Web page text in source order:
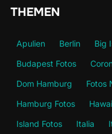
THEMEN
Apulien Berlin Big
Budapest Fotos
Dom Hamburg
Fotos
Hamburg Fotos
Island Fotos
Italia